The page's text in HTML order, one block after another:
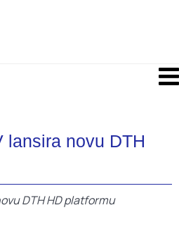
lansira novu DTH
DTH HD platformu